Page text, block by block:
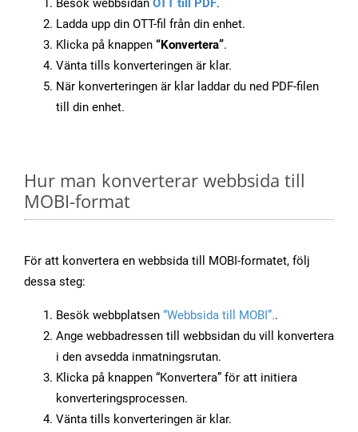
Besök webbsidan OTT till PDF.
Ladda upp din OTT-fil från din enhet.
Klicka på knappen “Konvertera”.
Vänta tills konverteringen är klar.
När konverteringen är klar laddar du ned PDF-filen
till din enhet.
Hur man konverterar webbsida till
MOBI-format
För att konvertera en webbsida till MOBI-formatet, följ
dessa steg:
Besök webbplatsen “Webbsida till MOBI”..
Ange webbadressen till webbsidan du vill konvertera
i den avsedda inmatningsrutan.
Klicka på knappen “Konvertera” för att initiera
konverteringsprocessen.
Vänta tills konverteringen är klar.